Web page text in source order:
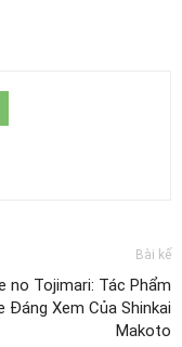
Bài kế
no Tojimari: Tác Phẩm
Đáng Xem Của Shinkai
Makoto